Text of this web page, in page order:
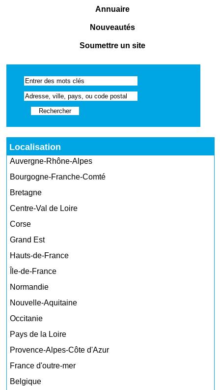
Annuaire
Nouveautés
Soumettre un site
Localisation
Auvergne-Rhône-Alpes
Bourgogne-Franche-Comté
Bretagne
Centre-Val de Loire
Corse
Grand Est
Hauts-de-France
Île-de-France
Normandie
Nouvelle-Aquitaine
Occitanie
Pays de la Loire
Provence-Alpes-Côte d'Azur
France d'outre-mer
Belgique